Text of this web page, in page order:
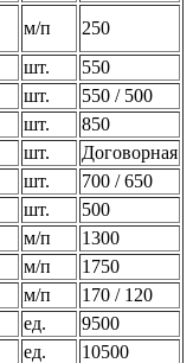
м/п
250
шт.
550
шт.
550 / 500
шт.
850
шт.
Договорная
шт.
700 / 650
шт.
500
м/п
1300
м/п
1750
м/п
170 / 120
ед.
9500
ед.
10500